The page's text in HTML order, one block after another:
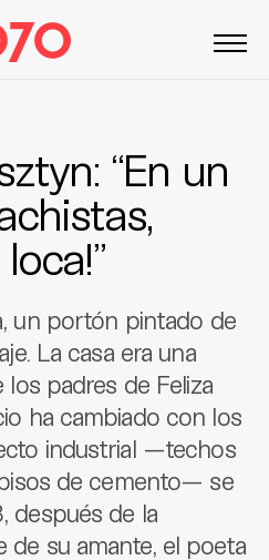
“En un
un portón pintado de
La casa era una
padres de Feliza
ha cambiado con los
industrial —techos
de cemento— se
después de la
de su amante, el poeta